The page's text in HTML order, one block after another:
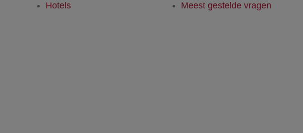
Hotels Meest gestelde vragen